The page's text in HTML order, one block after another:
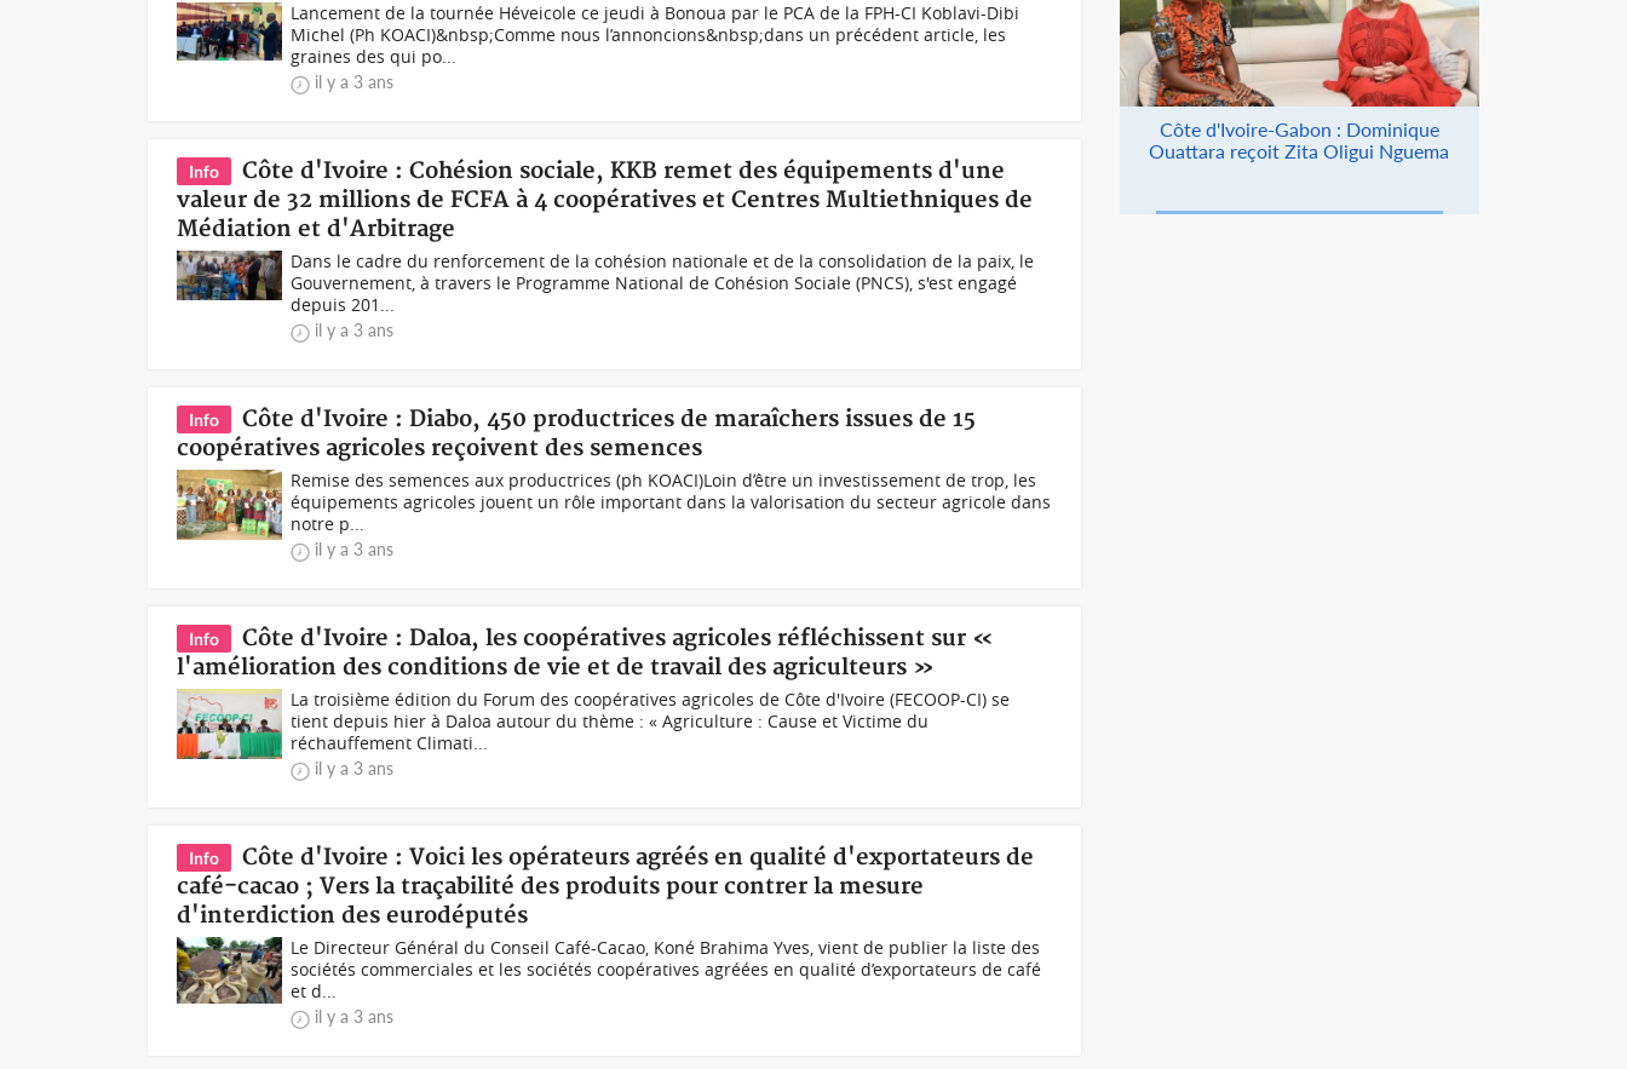
Lancement de la tournée Héveicole ce jeudi à Bonoua par le PCA de la FPH-CI Koblavi-Dibi
Michel (Ph KOACI)&nbsp;Comme nous l’annoncions&nbsp;dans un précédent article, les
graines des qui po...
il y a 3 ans
Info
Côte d'Ivoire : Cohésion sociale, KKB remet des équipements d'une
valeur de 32 millions de FCFA à 4 coopératives et Centres Multiethniques de
Médiation et d'Arbitrage
Dans le cadre du renforcement de la cohésion nationale et de la consolidation de la paix, le
Gouvernement, à travers le Programme National de Cohésion Sociale (PNCS), s'est engagé
depuis 201...
il y a 3 ans
Info
Côte d'Ivoire : Diabo, 450 productrices de maraîchers issues de 15
coopératives agricoles reçoivent des semences
Remise des semences aux productrices (ph KOACI)Loin d’être un investissement de trop, les
équipements agricoles jouent un rôle important dans la valorisation du secteur agricole dans
notre p...
il y a 3 ans
Info
Côte d'Ivoire : Daloa, les coopératives agricoles réfléchissent sur «
l'amélioration des conditions de vie et de travail des agriculteurs »
La troisième édition du Forum des coopératives agricoles de Côte d'Ivoire (FECOOP-CI) se
tient depuis hier à Daloa autour du thème : « Agriculture : Cause et Victime du
réchauffement Climati...
il y a 3 ans
Info
Côte d'Ivoire : Voici les opérateurs agréés en qualité d'exportateurs de
café-cacao ; Vers la traçabilité des produits pour contrer la mesure
d'interdiction des eurodéputés
Le Directeur Général du Conseil Café-Cacao, Koné Brahima Yves, vient de publier la liste des
sociétés commerciales et les sociétés coopératives agréées en qualité d’exportateurs de café
et d...
il y a 3 ans
Côte d'Ivoire-Gabon : Dominique
Ouattara reçoit Zita Oligui Nguema